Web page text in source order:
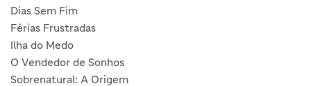
Dias Sem Fim
Férias Frustradas
Ilha do Medo
O Vendedor de Sonhos
Sobrenatural: A Origem